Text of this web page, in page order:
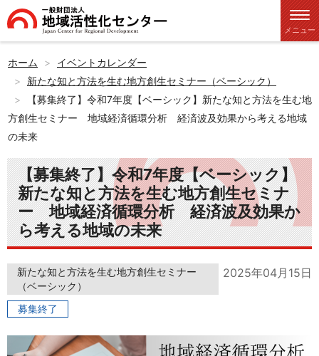
メニュー
ホーム
イベントカレンダー
新たな知と方法を生む地方創生セミナー（ベーシック）
【募集終了】令和7年度【ベーシック】新たな知と方法を生む地
方創生セミナー 地域経済循環分析 経済波及効果から考える地域
の未来
【募集終了】令和7年度【ベーシック】
新たな知と方法を生む地方創生セミナ
ー 地域経済循環分析 経済波及効果か
ら考える地域の未来
新たな知と方法を生む地方創生セミナー
（ベーシック）
募集終了
2025年04月15日